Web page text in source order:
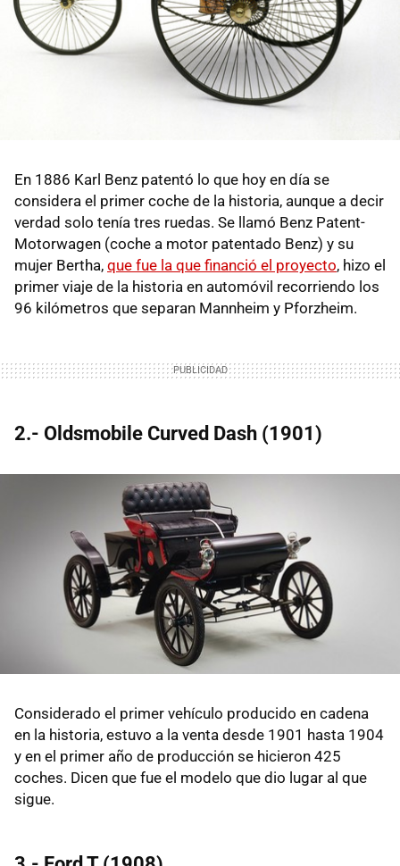
En 1886 Karl Benz patentó lo que hoy en día se
considera el primer coche de la historia, aunque a decir
verdad solo tenía tres ruedas. Se llamó Benz Patent-
Motorwagen (coche a motor patentado Benz) y su
mujer Bertha, que fue la que financió el proyecto, hizo el
primer viaje de la historia en automóvil recorriendo los
96 kilómetros que separan Mannheim y Pforzheim.
2.- Oldsmobile Curved Dash (1901)
Considerado el primer vehículo producido en cadena
en la historia, estuvo a la venta desde 1901 hasta 1904
y en el primer año de producción se hicieron 425
coches. Dicen que fue el modelo que dio lugar al que
sigue.